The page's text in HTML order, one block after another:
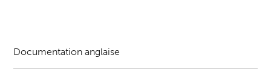
Documentation anglaise